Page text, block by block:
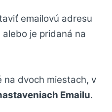
emailovú adresu
je pridaná na
na dvoch miestach, v
Emailu.